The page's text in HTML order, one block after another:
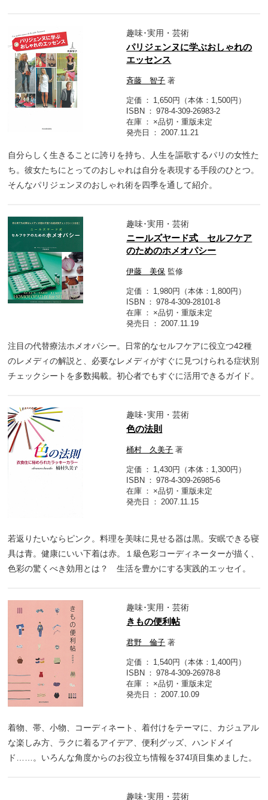
趣味･実用・芸術
パリジェンヌに学ぶおしゃれの
エッセンス
斉藤 智子 著
定価
1,650円（本体：1,500円）
ISBN
978-4-309-26983-2
在庫
×品切・重版未定
発売日
2007.11.21
自分らしく生きることに誇りを持ち、人生を謳歌するパリの女性た
ち。彼女たちにとってのおしゃれは自分を表現する手段のひとつ。
そんなパリジェンヌのおしゃれ術を四季を通して紹介。
趣味･実用・芸術
ニールズヤード式 セルフケア
のためのホメオパシー
伊藤 美保 監修
定価
1,980円（本体：1,800円）
ISBN
978-4-309-28101-8
在庫
×品切・重版未定
発売日
2007.11.19
注目の代替療法ホメオパシー。日常的なセルフケアに役立つ42種
のレメディの解説と、必要なレメディがすぐに見つけられる症状別
チェックシートを多数掲載。初心者でもすぐに活用できるガイド。
趣味･実用・芸術
色の法則
桶村 久美子 著
定価
1,430円（本体：1,300円）
ISBN
978-4-309-26985-6
在庫
×品切・重版未定
発売日
2007.11.15
若返りたいならピンク。料理を美味に見せる器は黒。安眠できる寝
具は青。健康にいい下着は赤。１級色彩コーディネーターが描く、
色彩の驚くべき効用とは？ 生活を豊かにする実践的エッセイ。
趣味･実用・芸術
きもの便利帖
君野 倫子 著
定価
1,540円（本体：1,400円）
ISBN
978-4-309-26978-8
在庫
×品切・重版未定
発売日
2007.10.09
着物、帯、小物、コーディネート、着付けをテーマに、カジュアル
な楽しみ方、ラクに着るアイデア、便利グッズ、ハンドメイ
ド……。いろんな角度からのお役立ち情報を374項目集めました。
趣味･実用・芸術